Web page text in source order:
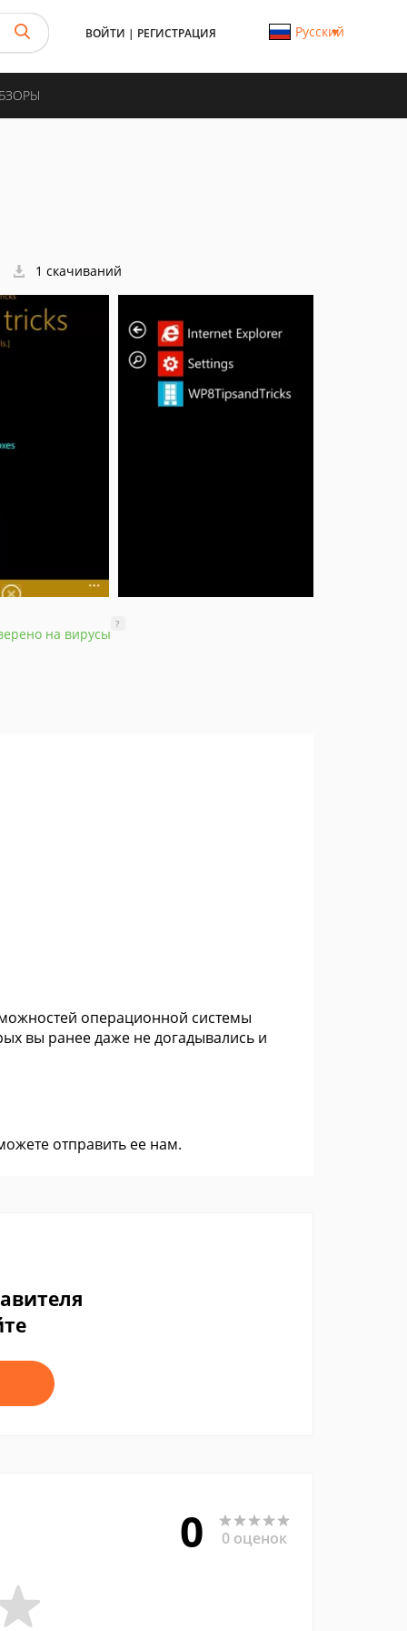
ВОЙТИ | РЕГИСТРАЦИЯ Русский
1 скачиваний
на вирусы
?
операционной системы
вы ранее даже не догадывались и
отправить ее нам.
0 0 оценок